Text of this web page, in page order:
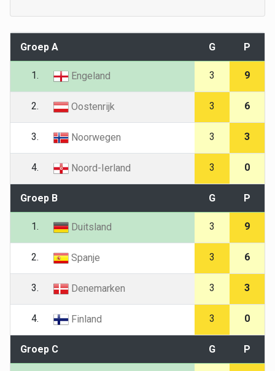
Groep A G P
1. Engeland 3 9
2. Oostenrijk 3 6
3. Noorwegen 3 3
4. Noord-Ierland 3 0
Groep B G P
1. Duitsland 3 9
2. Spanje 3 6
3. Denemarken 3 3
4. Finland 3 0
Groep C G P